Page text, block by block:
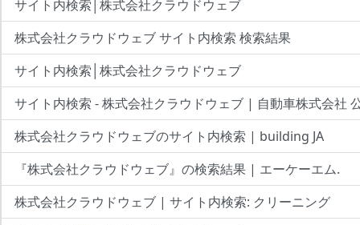
サイト内検索│株式会社クラウドウェブ
株式会社クラウドウェブ サイト内検索 検索結果
サイト内検索│株式会社クラウドウェブ
サイト内検索 - 株式会社クラウドウェブ | 自動車株式会社
株式会社クラウドウェブのサイト内検索 | building JA
『株式会社クラウドウェブ』の検索結果 | エーケーエム.
株式会社クラウドウェブ | サイト内検索: クリーニング